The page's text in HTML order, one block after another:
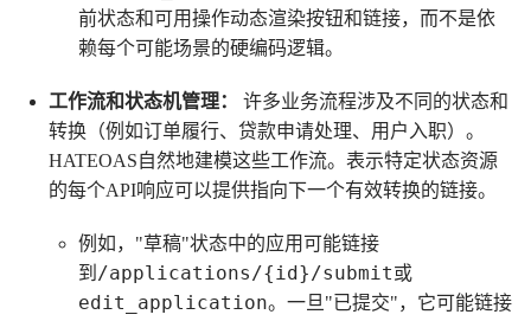
前状态和可用操作动态渲染按钮和链接，而不是依
赖每个可能场景的硬编码逻辑。
工作流和状态机管理：
许多业务流程涉及不同的状态和
转换（例如订单履行、贷款申请处理、用户入职）。
HATEOAS自然地建模这些工作流。表示特定状态资源
的每个API响应可以提供指向下一个有效转换的链接。
例如，"草稿"状态中的应用可能链接
到 /applications/{id}/submit或
edit_application。一旦"已提交"，它可能链接